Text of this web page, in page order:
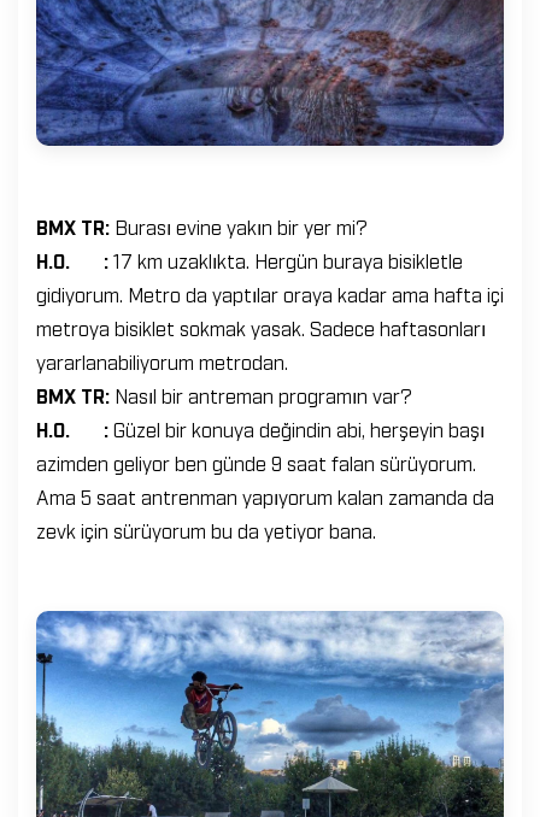
BMX TR: Burası evine yakın bir yer mi?
H.O. : 17 km uzaklıkta. Hergün buraya bisikletle
gidiyorum. Metro da yaptılar oraya kadar ama hafta içi
metroya bisiklet sokmak yasak. Sadece haftasonları
yararlanabiliyorum metrodan.
BMX TR: Nasıl bir antreman programın var?
H.O. : Güzel bir konuya değindin abi, herşeyin başı
azimden geliyor ben günde 9 saat falan sürüyorum.
Ama 5 saat antrenman yapıyorum kalan zamanda da
zevk için sürüyorum bu da yetiyor bana.